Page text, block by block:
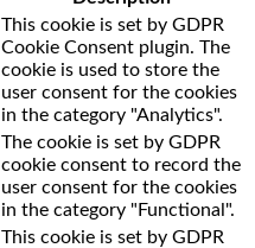
This cookie is set by GDPR
Cookie Consent plugin. The
cookie is used to store the
user consent for the cookies
in the category "Analytics".
The cookie is set by GDPR
cookie consent to record the
user consent for the cookies
in the category "Functional".
This cookie is set by GDPR